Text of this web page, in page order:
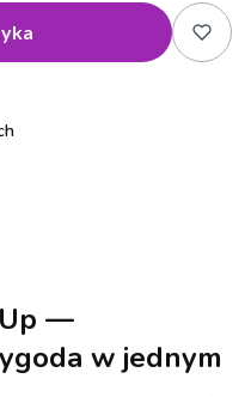
—
w jednym